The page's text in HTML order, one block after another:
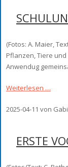
(Fotos: A. Maier,
Pflanzen, Tiere
Anwendug
Weiterlesen …
2025-04-11 von
ERSTE